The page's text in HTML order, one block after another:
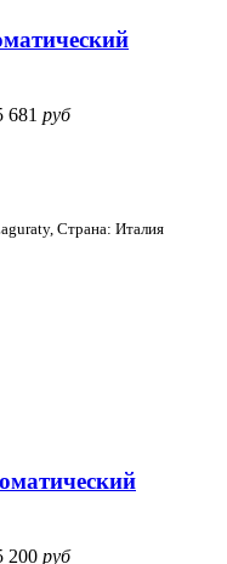
681 руб
Страна: Италия
200 руб